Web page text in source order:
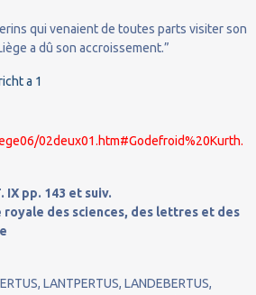
qui venaient de toutes parts visiter son
a dû son accroissement.”
02deux01.htm#Godefroid%20Kurth.
IX pp. 143 et suiv.
des sciences, des lettres et des
LANTPERTUS, LANDEBERTUS,